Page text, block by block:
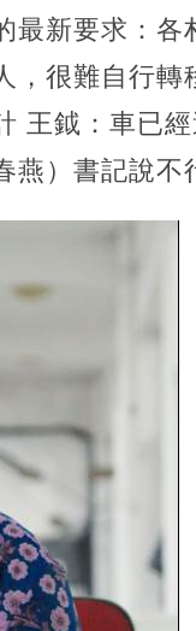
新要求：各
很難自行
王鉞：車已
）書記說不